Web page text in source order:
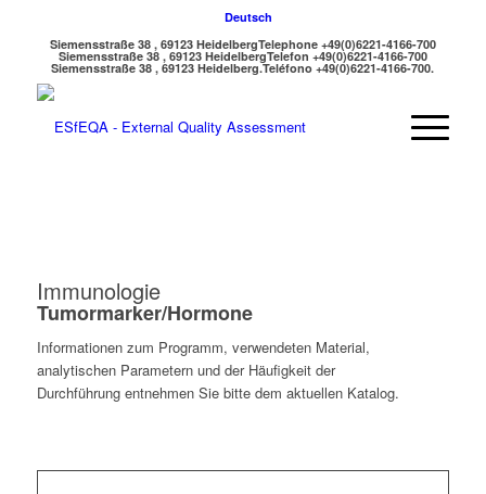
Deutsch
Siemensstraße 38 , 69123 HeidelbergTelephone +49(0)6221-4166-700
Siemensstraße 38 , 69123 HeidelbergTelefon +49(0)6221-4166-700
Siemensstraße 38 , 69123 Heidelberg.Teléfono +49(0)6221-4166-700.
Immunologie
Tumormarker/Hormone
Informationen zum Programm, verwendeten Material,
analytischen Parametern und der Häufigkeit der
Durchführung entnehmen Sie bitte dem aktuellen Katalog.